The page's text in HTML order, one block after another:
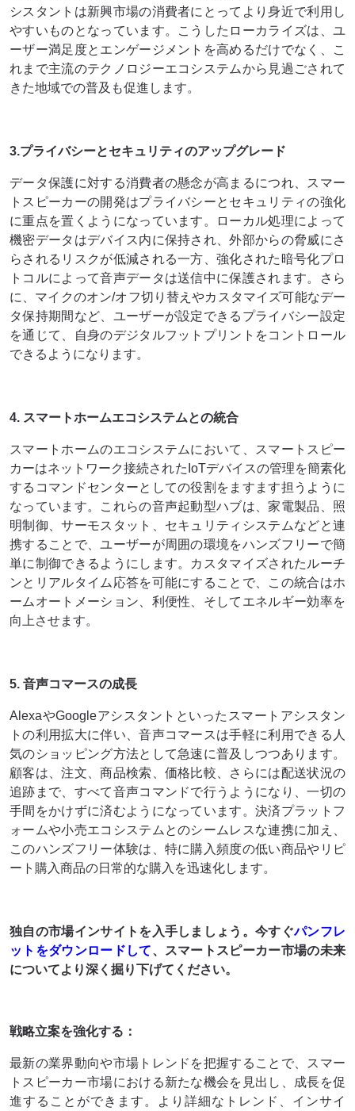
シスタントは新興市場の消費者にとってより身近で利用し
やすいものとなっています。こうしたローカライズは、ユ
ーザー満足度とエンゲージメントを高めるだけでなく、こ
れまで主流のテクノロジーエコシステムから見過ごされて
きた地域での普及も促進します。
3.プライバシーとセキュリティのアップグレード
データ保護に対する消費者の懸念が高まるにつれ、スマー
トスピーカーの開発はプライバシーとセキュリティの強化
に重点を置くようになっています。ローカル処理によって
機密データはデバイス内に保持され、外部からの脅威にさ
らされるリスクが低減される一方、強化された暗号化プロ
トコルによって音声データは送信中に保護されます。さら
に、マイクのオン/オフ切り替えやカスタマイズ可能なデー
タ保持期間など、ユーザーが設定できるプライバシー設定
を通じて、自身のデジタルフットプリントをコントロール
できるようになります。
4. スマートホームエコシステムとの統合
スマートホームのエコシステムにおいて、スマートスピー
カーはネットワーク接続されたIoTデバイスの管理を簡素化
するコマンドセンターとしての役割をますます担うように
なっています。これらの音声起動型ハブは、家電製品、照
明制御、サーモスタット、セキュリティシステムなどと連
携することで、ユーザーが周囲の環境をハンズフリーで簡
単に制御できるようにします。カスタマイズされたルーチ
ンとリアルタイム応答を可能にすることで、この統合はホ
ームオートメーション、利便性、そしてエネルギー効率を
向上させます。
5. 音声コマースの成長
AlexaやGoogleアシスタントといったスマートアシスタン
トの利用拡大に伴い、音声コマースは手軽に利用できる人
気のショッピング方法として急速に普及しつつあります。
顧客は、注文、商品検索、価格比較、さらには配送状況の
追跡まで、すべて音声コマンドで行うようになり、一切の
手間をかけずに済むようになっています。決済プラットフ
ォームや小売エコシステムとのシームレスな連携に加え、
このハンズフリー体験は、特に購入頻度の低い商品やリピ
ート購入商品の日常的な購入を迅速化します。
独自の市場インサイトを入手しましょう。今すぐパンフレ
ットをダウンロードして、スマートスピーカー市場の未来
についてより深く掘り下げてください。
戦略立案を強化する：
最新の業界動向や市場トレンドを把握することで、スマー
トスピーカー市場における新たな機会を見出し、成長を促
進することができます。より詳細なトレンド、インサイ